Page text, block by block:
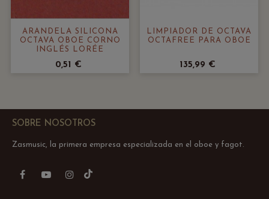
ARANDELA SILICONA
OCTAVA OBOE CORNO
INGLÉS LORÉE
0,51 €
LIMPIADOR DE OCTAVA
OCTAFREE PARA OBOE
135,99 €
SOBRE NOSOTROS
Zasmusic, la primera empresa especializada en el oboe y fagot.
FacebookYouTubeInstagram